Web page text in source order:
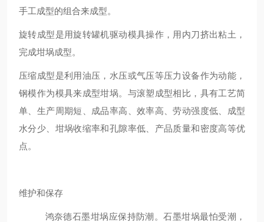
手工成型的组合来成型。
旋转成型是用旋转罐机驱动模具操作，用内刀挤出粘土，
完成坩埚成型。
压缩成型是利用油压，水压或气压等压力设备作为动能，
钢模作为模具来成型坩埚。与滚塑成型相比，具有工艺简
单、生产周期短、成品率高、效率高、劳动强度低、成型
水分少、坩埚收缩率和孔隙率低、产品质量和密度高等优
点。
维护和保存
鸿奈德石墨坩埚应保持防潮。石墨坩埚最怕受潮，